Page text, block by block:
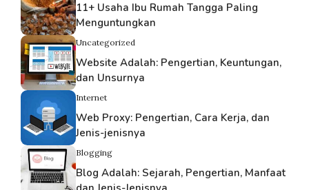
11+ Usaha Ibu Rumah Tangga Paling
Menguntungkan
Uncategorized
Website Adalah: Pengertian, Keuntungan,
dan Unsurnya
Internet
Web Proxy: Pengertian, Cara Kerja, dan
Jenis-jenisnya
Blogging
Blog Adalah: Sejarah, Pengertian, Manfaat